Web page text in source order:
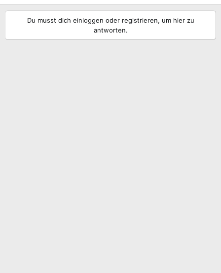
Du musst dich einloggen oder registrieren, um hier zu
antworten.